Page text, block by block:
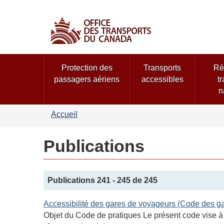
Sélection
de
la
langue
Menu
des
sujets
Protection des
passagers aériens
Transports
accessibles
Accueil
Publications
Publications 241 - 245 de 245
Accessibilité des gares de voyageurs (Code des
Objet du Code de pratiques Le présent code vise